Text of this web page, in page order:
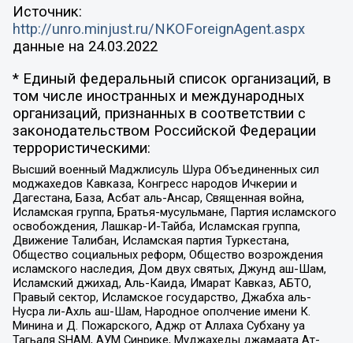
Источник:
http://unro.minjust.ru/NKOForeignAgent.aspx
данные на 24.03.2022
* Единый федеральный список организаций, в
том числе иностранных и международных
организаций, признанных в соответствии с
законодательством Российской Федерации
террористическими:
Высший военный Маджлисуль Шура Объединенных сил
моджахедов Кавказа, Конгресс народов Ичкерии и
Дагестана, База, Асбат аль-Ансар, Священная война,
Исламская группа, Братья-мусульмане, Партия исламского
освобождения, Лашкар-И-Тайба, Исламская группа,
Движение Талибан, Исламская партия Туркестана,
Общество социальных реформ, Общество возрождения
исламского наследия, Дом двух святых, Джунд аш-Шам,
Исламский джихад, Аль-Каида, Имарат Кавказ, АБТО,
Правый сектор, Исламское государство, Джабха аль-
Нусра ли-Ахль аш-Шам, Народное ополчение имени К.
Минина и Д. Пожарского, Аджр от Аллаха Субхану уа
Тагьаля SHAM, АУМ Синрике, Муджахеды джамаата Ат-